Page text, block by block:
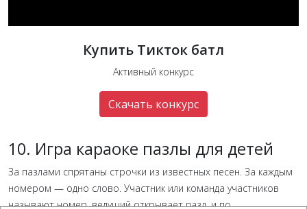
Купить Тикток батл
Активный конкурс
Скачать конкурс
10. Игра караоке пазлы для детей
За пазлами спрятаны строчки из известных песен. За каждым
номером — одно слово. Участник или команда участников
называют номер, ведущий открывает пазл, и по